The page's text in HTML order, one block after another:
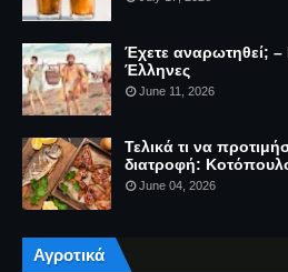
Έχετε αναρωτηθεί; –
Έλληνες
June 11, 2026
Τελικά τι να
διατροφή:
June 04, 2026
Αγροτικά